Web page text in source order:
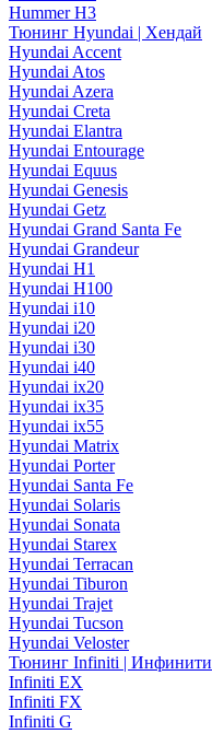
Hummer H3
Тюнинг Hyundai | Хендай
Hyundai Accent
Hyundai Atos
Hyundai Azera
Hyundai Creta
Hyundai Elantra
Hyundai Entourage
Hyundai Equus
Hyundai Genesis
Hyundai Getz
Hyundai Grand Santa Fe
Hyundai Grandeur
Hyundai H1
Hyundai H100
Hyundai i10
Hyundai i20
Hyundai i30
Hyundai i40
Hyundai ix20
Hyundai ix35
Hyundai ix55
Hyundai Matrix
Hyundai Porter
Hyundai Santa Fe
Hyundai Solaris
Hyundai Sonata
Hyundai Starex
Hyundai Terracan
Hyundai Tiburon
Hyundai Trajet
Hyundai Tucson
Hyundai Veloster
Тюнинг Infiniti | Инфинити
Infiniti EX
Infiniti FX
Infiniti G